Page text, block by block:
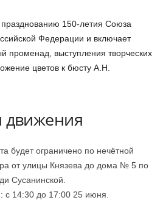
150-летия Союза
Федерации и включает
променад, выступления творческих
цветов к бюсту А.Н.
движения
будет ограничено по нечётной
от улицы Князева до дома № 5 по
Сусанинской.
с 14:30 до 17:00 25 июня.